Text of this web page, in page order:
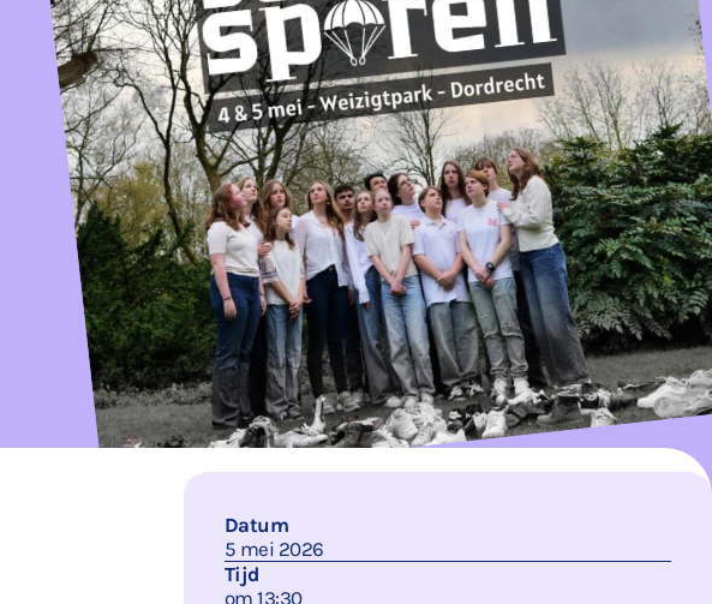
Datum
5 mei 2026
Tijd
om 13:30